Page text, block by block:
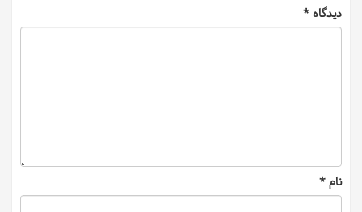
دیدگاه*
نام*